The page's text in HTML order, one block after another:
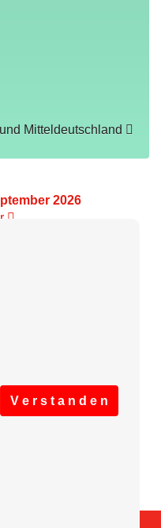
V e r s t a n d e n
Mitteldeutschland
2026